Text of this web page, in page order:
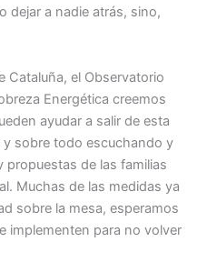
dejar a nadie atrás, sino,
Cataluña, el Observatorio
Energética creemos
ayudar a salir de esta
sobre todo escuchando y
propuestas de las familias
Muchas de las medidas ya
sobre la mesa, esperamos
implementen para no volver